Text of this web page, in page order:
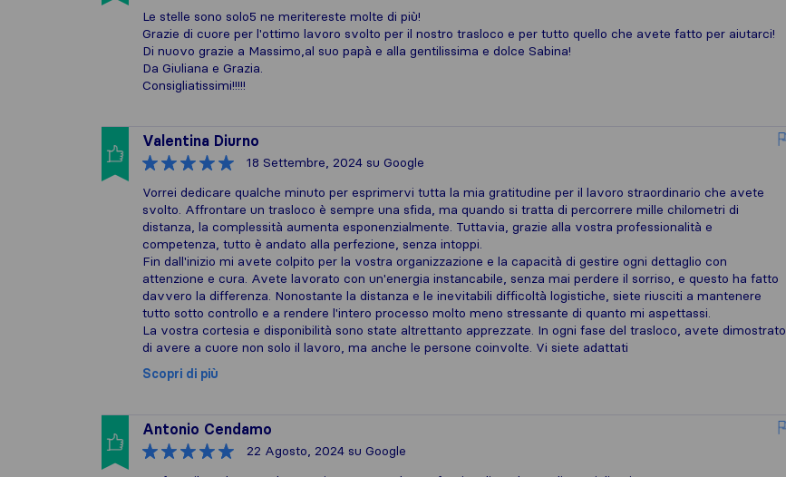
Le stelle sono solo5 ne meritereste molte di più!
Grazie di cuore per l'ottimo lavoro svolto per il nostro trasloco e per tutto quello che avete fatto per aiutarci!
Di nuovo grazie a Massimo,al suo papà e alla gentilissima e dolce Sabina!
Da Giuliana e Grazia.
Consigliatissimi!!!!!
Valentina Diurno
18 Settembre, 2024 su Google
Vorrei dedicare qualche minuto per esprimervi tutta la mia gratitudine per il lavoro straordinario che avete
svolto. Affrontare un trasloco è sempre una sfida, ma quando si tratta di percorrere mille chilometri di
distanza, la complessità aumenta esponenzialmente. Tuttavia, grazie alla vostra professionalità e
competenza, tutto è andato alla perfezione, senza intoppi.
Fin dall'inizio mi avete colpito per la vostra organizzazione e la capacità di gestire ogni dettaglio con
attenzione e cura. Avete lavorato con un'energia instancabile, senza mai perdere il sorriso, e questo ha fatto
davvero la differenza. Nonostante la distanza e le inevitabili difficoltà logistiche, siete riusciti a mantenere
tutto sotto controllo e a rendere l'intero processo molto meno stressante di quanto mi aspettassi.
La vostra cortesia e disponibilità sono state altrettanto apprezzate. In ogni fase del trasloco, avete dimostrato
di avere a cuore non solo il lavoro, ma anche le persone coinvolte. Vi siete adattati
Scopri di più
Antonio Cendamo
22 Agosto, 2024 su Google